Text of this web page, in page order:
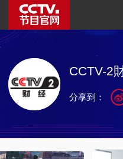
CCTV-2
以專業財經信息為核心內
內容，1987年2月1日正式
出。
以專業財經信息為核心內
分享到：